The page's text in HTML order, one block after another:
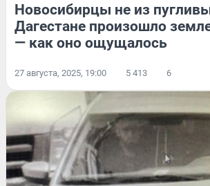
Новосибирцы не из
Дагестане произошло
— как оно ощущалось
27 августа, 2025, 19:00 5 413 6